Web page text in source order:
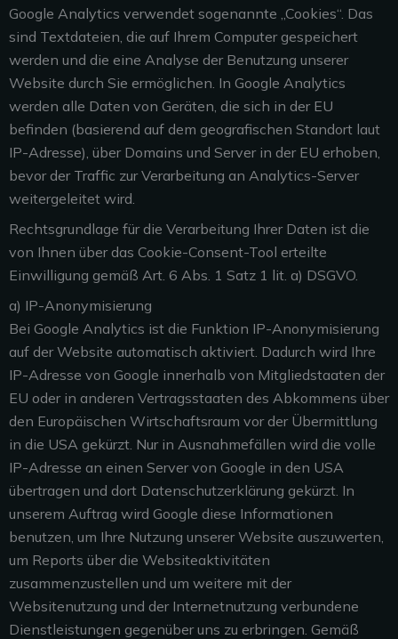
Google Analytics verwendet sogenannte „Cookies“. Das
sind Textdateien, die auf Ihrem Computer gespeichert
werden und die eine Analyse der Benutzung unserer
Website durch Sie ermöglichen. In Google Analytics
werden alle Daten von Geräten, die sich in der EU
befinden (basierend auf dem geografischen Standort laut
IP-Adresse), über Domains und Server in der EU erhoben,
bevor der Traffic zur Verarbeitung an Analytics-Server
weitergeleitet wird.
Rechtsgrundlage für die Verarbeitung Ihrer Daten ist die
von Ihnen über das Cookie-Consent-Tool erteilte
Einwilligung gemäß Art. 6 Abs. 1 Satz 1 lit. a) DSGVO.
a) IP-Anonymisierung
Bei Google Analytics ist die Funktion IP-Anonymisierung
auf der Website automatisch aktiviert. Dadurch wird Ihre
IP-Adresse von Google innerhalb von Mitgliedstaaten der
EU oder in anderen Vertragsstaaten des Abkommens über
den Europäischen Wirtschaftsraum vor der Übermittlung
in die USA gekürzt. Nur in Ausnahmefällen wird die volle
IP-Adresse an einen Server von Google in den USA
übertragen und dort Datenschutzerklärung gekürzt. In
unserem Auftrag wird Google diese Informationen
benutzen, um Ihre Nutzung unserer Website auszuwerten,
um Reports über die Websiteaktivitäten
zusammenzustellen und um weitere mit der
Websitenutzung und der Internetnutzung verbundene
Dienstleistungen gegenüber uns zu erbringen. Gemäß